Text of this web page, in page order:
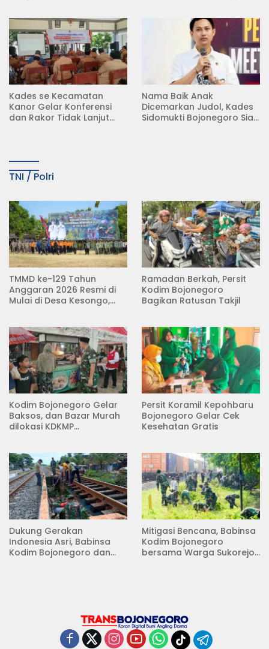
Kades se Kecamatan
Kanor Gelar Konferensi
dan Rakor Tidak Lanjut
Nama Baik Anak
Dicemarkan Judol, Kades
Sidomukti Bojonegoro Siap
TNI / Polri
TMMD ke-129 Tahun
Anggaran 2026 Resmi di
Mulai di Desa Kesongo,
Ramadan Berkah, Persit
Kodim Bojonegoro
Bagikan Ratusan Takjil
Kodim Bojonegoro Gelar
Baksos, dan Bazar Murah
dilokasi KDKMP
Persit Koramil Kepohbaru
Bojonegoro Gelar Cek
Kesehatan Gratis
Dukung Gerakan
Indonesia Asri, Babinsa
Kodim Bojonegoro dan
Mitigasi Bencana, Babinsa
Kodim Bojonegoro
bersama Warga Sukorejo